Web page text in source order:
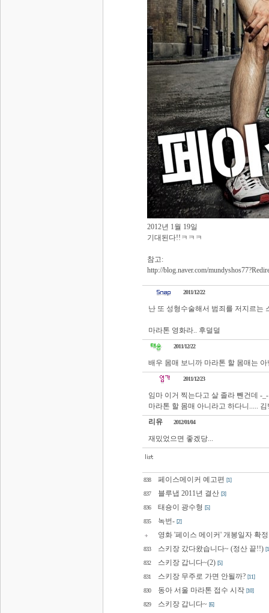
2012년 1월 19일
기대된다!!ㅋㅋㅋ
참고:
http://blog.naver.com/
2011/12/22
난 또 성형수술해서 범죄를 저지르는
마라톤 영화라.. 후덜덜
2011/12/22
배우 몸매 보니까 마라톤 할 몸매는 아
2011/12/23
임마 이거 찍는다고 살 졸라 뺀건데 -_-
마라톤 할 몸매 아니라고 하다니.....
리유
2012/01/04
재밌었으면 좋겠당...
838 페이스메이커 예고편 [1]
837 블루냅 2011년 결산 [3]
836 태숑이 광수형 [5]
835 녹번- [2]
영화 '페이스 메이커' 개봉일자 확정
833 스키장 갔다왔습니다~ (정산 끝!!)
832 스키장 갑니다~(2) [5]
831 스키장 무주로 가면 안될까? [11]
830 동아 서울 마라톤 접수 시작 [10]
829 스키장 갑니다~ [6]